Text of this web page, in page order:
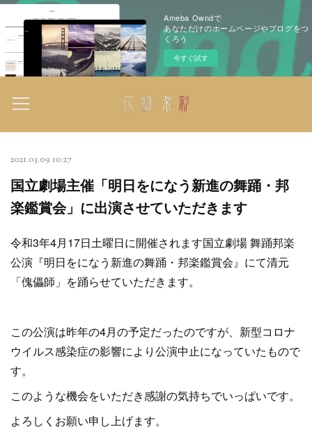
Ameba Owndで
あなただけのホームページやブログをつ
くろう
今すぐ試す
2021.03.09 10:27
国立劇場主催「明日をになう新進の舞踊・邦
楽鑑賞会」に出演させていただきます
令和3年4月17日土曜日に開催されます国立劇場 舞踊邦楽
公演『明日をになう新進の舞踊・邦楽鑑賞会』にて清元
「傀儡師」を踊らせていただきます。
この公演は昨年の4月の予定だったのですが、新型コロナ
ウイルス感染症の影響により公演中止になっていたもので
す。
このような機会をいただき感謝の気持ちでいっぱいです。
よろしくお願い申し上げます。